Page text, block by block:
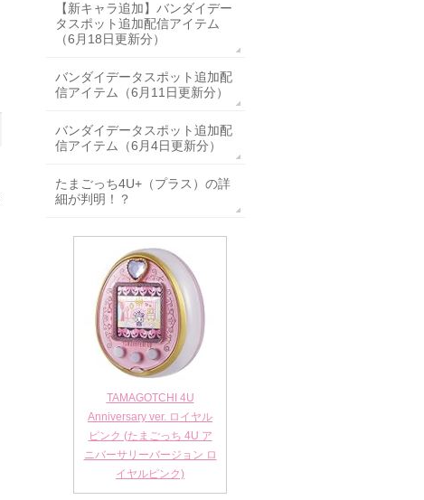
【新キャラ追加】バンダイデー
タスポット追加配信アイテム
（6月18日更新分）
バンダイデータスポット追加配
信アイテム（6月11日更新分）
バンダイデータスポット追加配
信アイテム（6月4日更新分）
たまごっち4U+（プラス）の詳
細が判明！？
TAMAGOTCHI 4U
Anniversary ver. ロイヤル
ピンク (たまごっち 4U ア
ニバーサリーバージョン ロ
イヤルピンク)